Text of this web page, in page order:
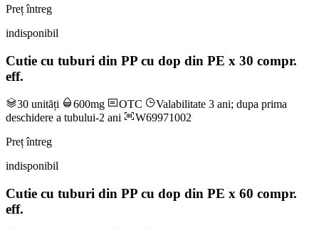
Preț întreg
indisponibil
Cutie cu tuburi din PP cu dop din PE x 30 compr.
eff.
30 unități 600mg OTC
Valabilitate 3 ani; dupa prima
deschidere a tubului-2 ani
W69971002
Preț întreg
indisponibil
Cutie cu tuburi din PP cu dop din PE x 60 compr.
eff.